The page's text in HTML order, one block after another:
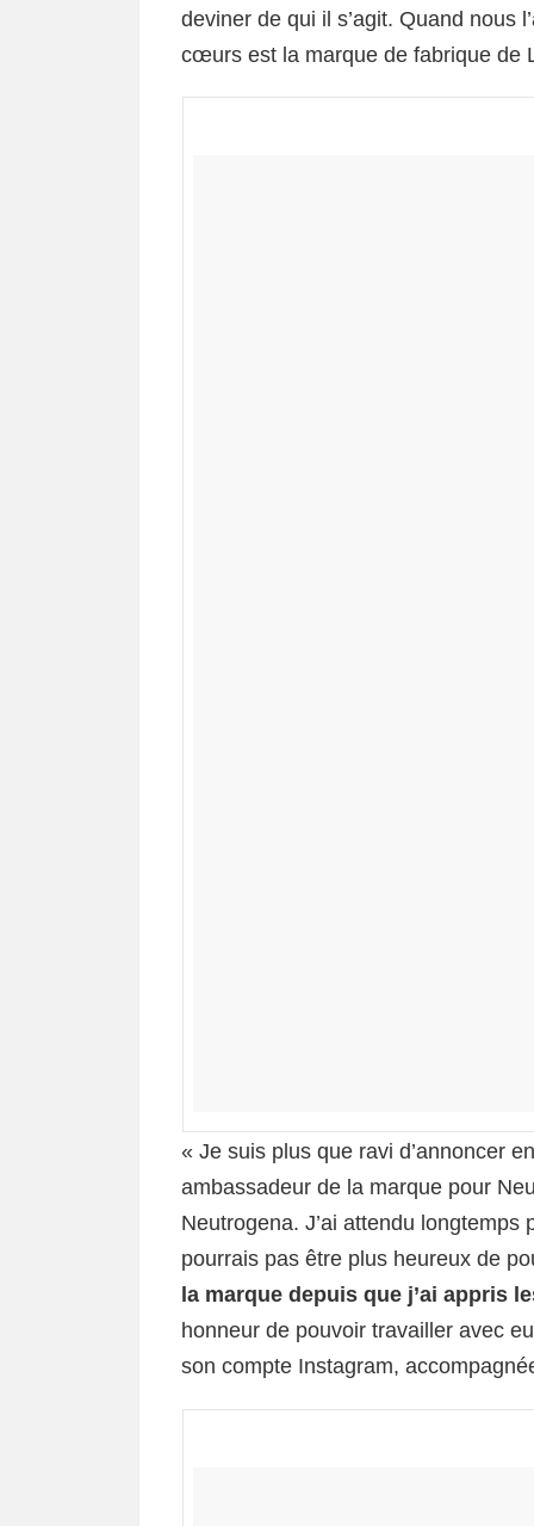
deviner de qui il s’agit. Quand nous
cœurs est la marque de fabrique de
« Je suis plus que ravi d’annoncer
ambassadeur de la marque pour
Neutrogena. J’ai attendu
pourrais pas être plus heureux de
la marque depuis que j’ai appris
honneur de pouvoir travailler avec
son compte Instagram,